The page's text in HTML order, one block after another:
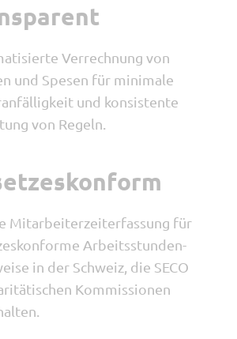
Verrechnung von
und Spesen für minimale
und konsistente
von Regeln.
Mitarbeiterzeiterfassung für
Arbeitsstunden-
in der Schweiz, die SECO
Kommissionen